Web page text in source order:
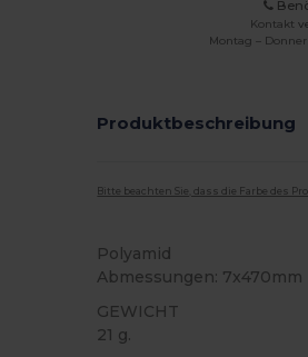
Kontakt
Montag –
Produktbeschreibung
Bitte beachten Sie, dass die Farbe
Polyamid
Abmessungen: 7x470mm
GEWICHT
21 g.